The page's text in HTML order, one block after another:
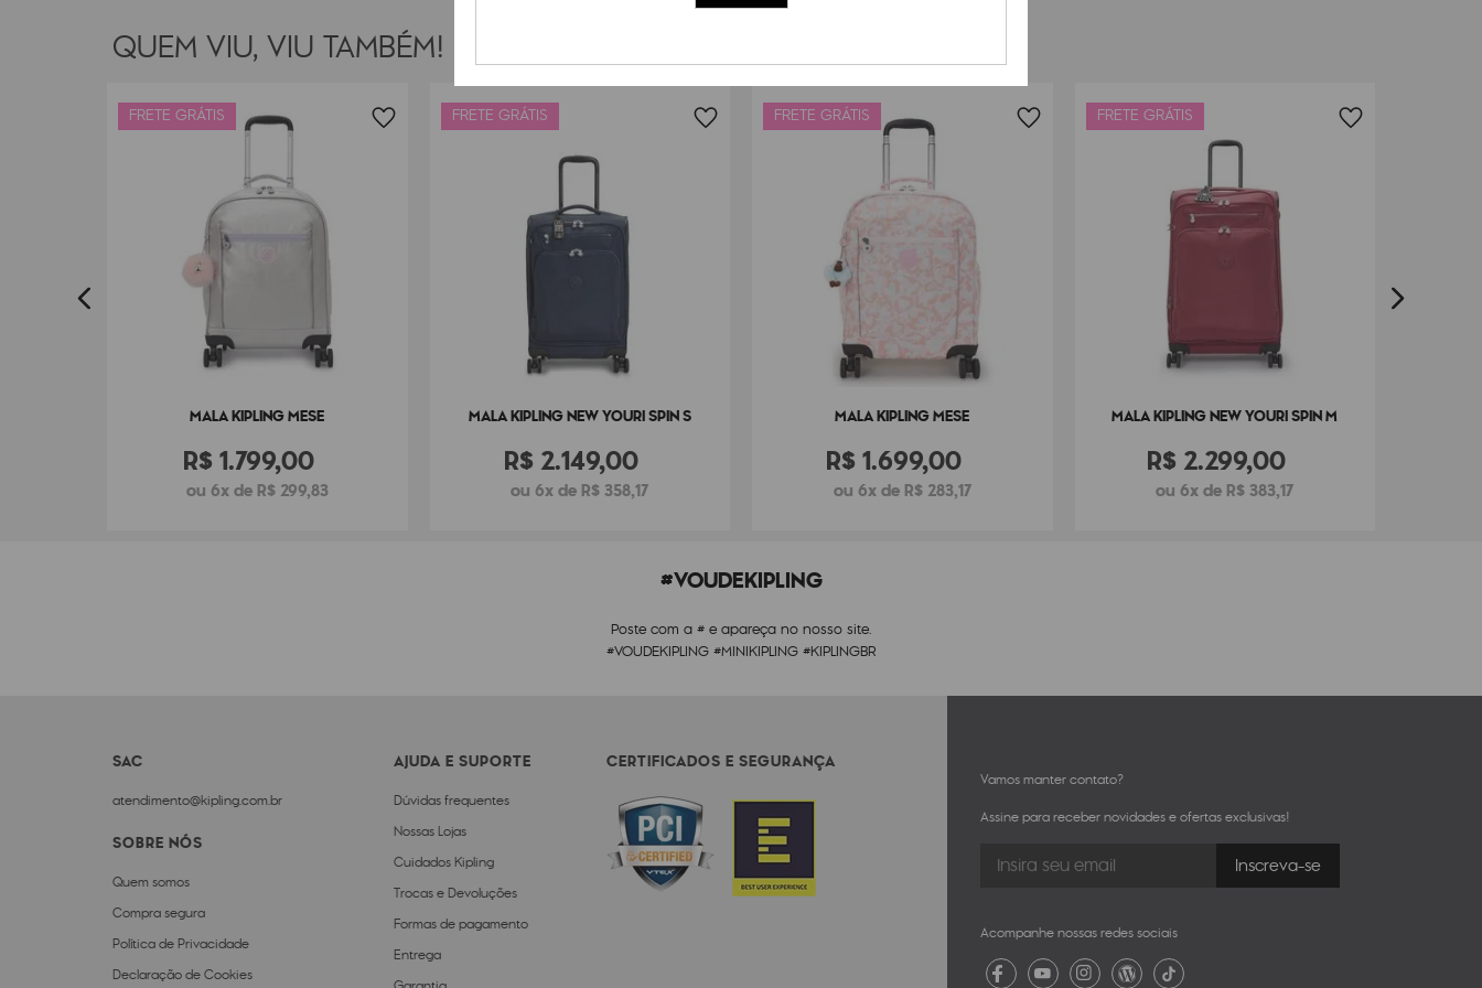
QUEM VIU, VIU TAMBÉM!
FRETE GRÁTIS
MALA KIPLING MESE
R$ 1.799,00
ou 6x de R$ 299,83
FRETE GRÁTIS
MALA KIPLING NEW YOURI SPIN S
R$ 2.149,00
ou 6x de R$ 358,17
FRETE GRÁTIS
MALA KIPLING MESE
R$ 1.699,00
ou 6x de R$ 283,17
FRETE GRÁTIS
MALA KIPLING NEW YOURI SPIN M
R$ 2.299,00
ou 6x de R$ 383,17
#VOUDEKIPLING
Poste com a # e apareça no nosso site.
#VOUDEKIPLING #MINIKIPLING #KIPLINGBR
SAC
atendimento@kipling.com.br
SOBRE NÓS
Quem somos
Compra segura
Política de Privacidade
Declaração de Cookies
AJUDA E SUPORTE
Dúvidas frequentes
Nossas Lojas
Cuidados Kipling
Trocas e Devoluções
Formas de pagamento
Entrega
CERTIFICADOS E SEGURANÇA
Vamos manter contato?
Assine para receber novidades e ofertas exclusivas!
Acompanhe nossas redes sociais